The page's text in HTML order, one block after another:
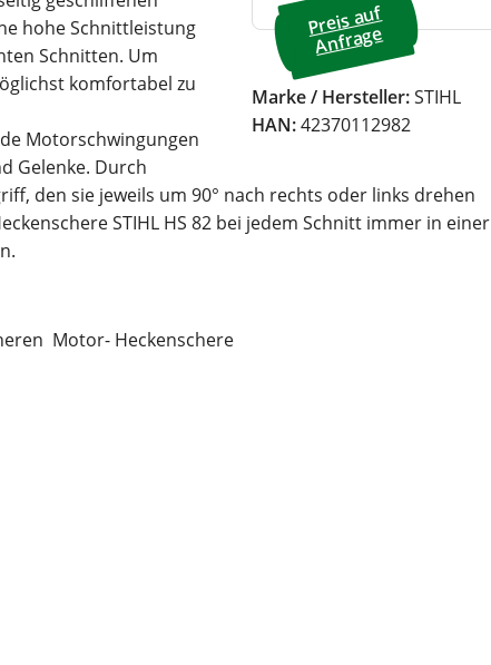
Preis a
uf
A
nfrage
Marke / Hersteller:STIHL
HAN:42370112982
hohe Schnittleistung
Schnitten. Um
komfortabel zu
Motorschwingungen
Gelenke. Durch
den sie jeweils um 90° nach rechts oder links drehen
STIHL HS 82 bei jedem Schnitt immer in einer
Motor- Heckenschere